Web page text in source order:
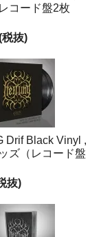
コード盤2枚
抜)
Drif Black Vinyl ,
ズ（レコード盤
抜)